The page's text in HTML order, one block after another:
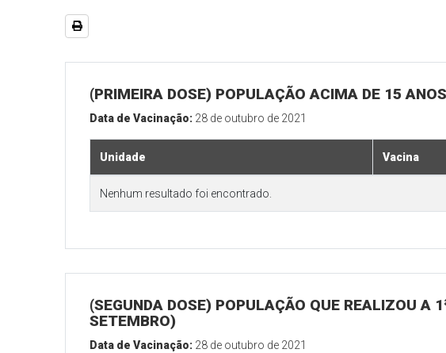
(PRIMEIRA DOSE) POPULAÇÃO ACIMA DE 15 ANOS
Data de Vacinação: 28 de outubro de 2021
Unidade Vacina
Nenhum resultado foi encontrado.
(SEGUNDA DOSE) POPULAÇÃO QUE REALIZOU
SETEMBRO)
Data de Vacinação: 28 de outubro de 2021